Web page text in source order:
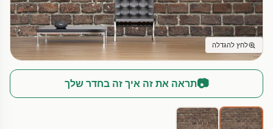
לחץ להגדלה
📷תראה את זה איך זה בחדר שלך